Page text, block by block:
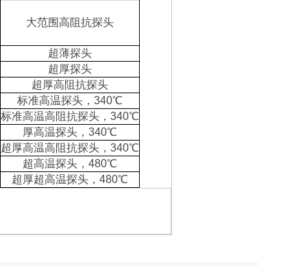
大范围高阻抗探头
超薄探头
超厚探头
超厚高阻抗探头
标准高温探头， 340℃
标准高温高阻抗探头， 340℃
厚高温探头， 340℃
超厚高温高阻抗探头， 340℃
超高温探头， 480℃
超厚超高温探头， 480℃